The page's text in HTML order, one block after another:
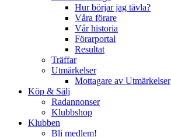
Hur börjar jag tävla?
Våra förare
Vår historia
Förarportal
Resultat
Träffar
Utmärkelser
Mottagare av Utmärkelser
Köp & Sälj
Radannonser
Klubbshop
Klubben
Bli medlem!